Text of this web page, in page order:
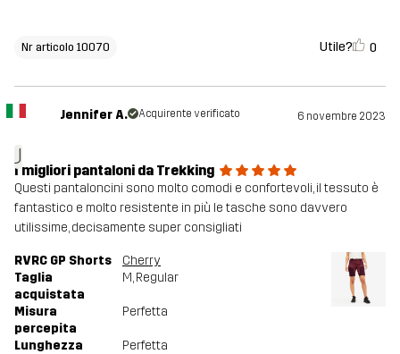
Nr articolo 10070 Utile? 0
J
Jennifer A. Acquirente verificato 6 novembre 2023
I migliori pantaloni da Trekking
Questi pantaloncini sono molto comodi e confortevoli, il tessuto è
fantastico e molto resistente in più le tasche sono davvero
utilissime, decisamente super consigliati
RVRC GP Shorts
Cherry
Taglia
acquistata
M, Regular
Misura
percepita
Perfetta
Lunghezza Perfetta